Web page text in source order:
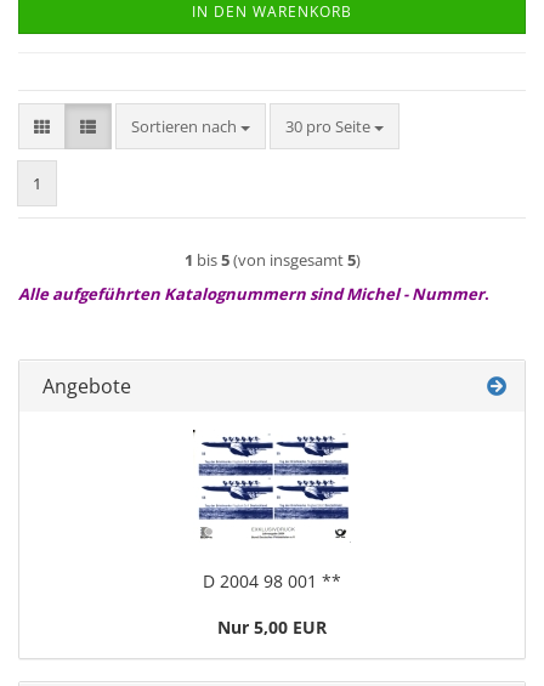
IN DEN WARENKORB
Sortieren nach
Sortieren nach 30 pro Seite
pro Seite
1
1 bis5(von insgesamt5)
Alle aufgeführten Katalognummern sind Michel - Nummer.
Angebote
D 2004 98 001 **
Nur 5,00 EUR